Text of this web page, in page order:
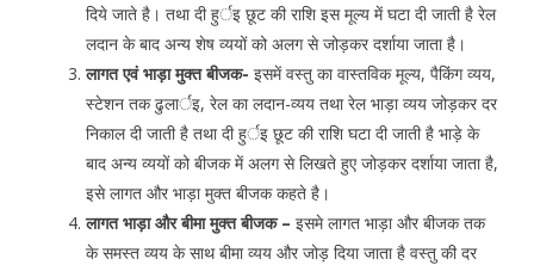
दिये जाते है। तथा दी हुर्इ छूट की राशि इस मूल्य में घटा दी जाती है रेल
लदान के बाद अन्य शेष व्ययों को अलग से जोड़कर दर्शाया जाता है।
लागत एवं भाड़ा मुक्त बीजक- इसमें वस्तु का वास्तविक मूल्य, पैकिंग व्यय,
स्टेशन तक ढुलार्इ, रेल का लदान-व्यय तथा रेल भाड़ा व्यय जोड़कर दर
निकाल दी जाती है तथा दी हुर्इ छूट की राशि घटा दी जाती है भाड़े के
बाद अन्य व्ययों को बीजक में अलग से लिखते हुए जोड़कर दर्शाया जाता है,
इसे लागत और भाड़ा मुक्त बीजक कहते है।
लागत भाड़ा और बीमा मुक्त बीजक – इसमे लागत भाड़ा और बीजक तक
के समस्त व्यय के साथ बीमा व्यय और जोड़ दिया जाता है वस्तु की दर